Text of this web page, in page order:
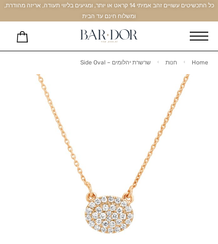
כל התכשיטים עשויים זהב אמיתי 14 קראט או יותר, ומגיעים בליווי תעודה, אריזה מהודרת,
ומשלוח חינם עד הבית
Home חנות שרשרת יהלומים – Side Oval